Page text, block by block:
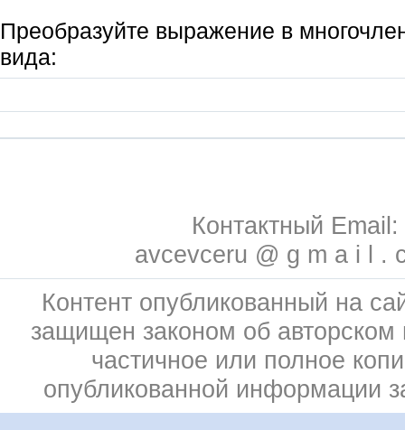
Преобразуйте выражение в
вида:
Контактный Email:
avcevceru @ g m a i l .
Контент опубликованный на
защищен законом об
частичное или полное
опубликованной информации